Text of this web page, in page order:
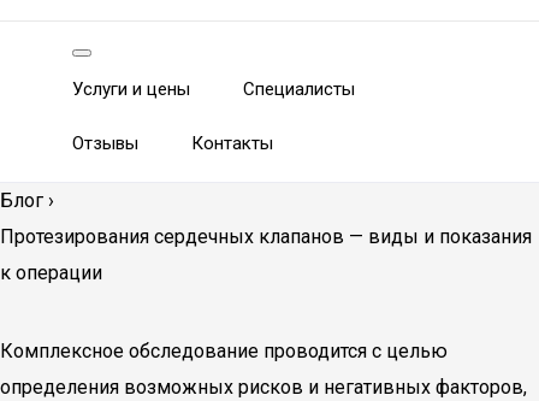
Услуги и цены Специалисты
Отзывы Контакты
Блог ›
Протезирования сердечных клапанов — виды и показания
к операции
Комплексное обследование проводится с целью
определения возможных рисков и негативных факторов,